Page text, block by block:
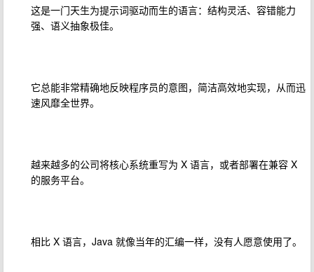
这是一门天生为提示词驱动而生的语言：结构灵活、容错能力
强、语义抽象极佳。
它总能非常精确地反映程序员的意图，简洁高效地实现，从而迅
速风靡全世界。
越来越多的公司将核心系统重写为 X 语言，或者部署在兼容 X
的服务平台。
相比 X 语言，Java 就像当年的汇编一样，没有人愿意使用了。